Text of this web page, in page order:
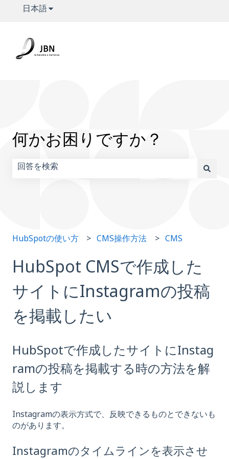
日本語翻訳のサブメニューを表示
何かお困りですか？
HubSpotの使い方 CMS操作方法 CMS
HubSpot CMSで作成した
サイトにInstagramの投稿
を掲載したい
HubSpotで作成したサイトにInstag
ramの投稿を掲載する時の方法を解
説します
Instagramの表示方式で、反映できるものとできないも
のがあります。
Instagramのタイムラインを表示させ